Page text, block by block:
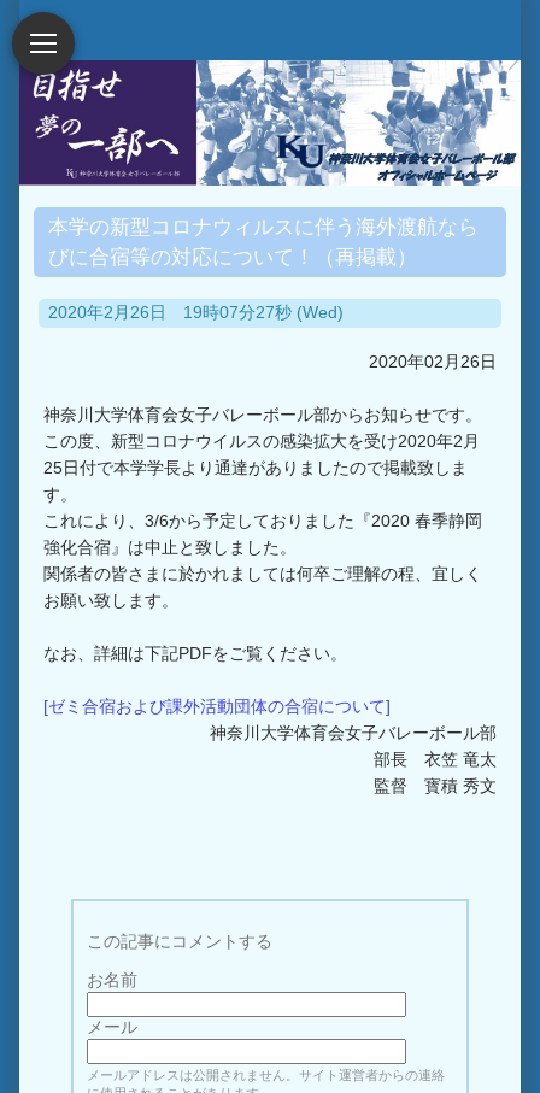
本学の新型コロナウィルスに伴う海外渡航なら
びに合宿等の対応について！（再掲載）
2020年2月26日 19時07分27秒 (Wed)
2020年02月26日
神奈川大学体育会女子バレーボール部からお知らせです。
この度、新型コロナウイルスの感染拡大を受け2020年2月
25日付で本学学長より通達がありましたので掲載致しま
す。
これにより、3/6から予定しておりました『2020 春季静岡
強化合宿』は中止と致しました。
関係者の皆さまに於かれましては何卒ご理解の程、宜しく
お願い致します。
なお、詳細は下記PDFをご覧ください。
[ゼミ合宿および課外活動団体の合宿について]
神奈川大学体育会女子バレーボール部
部長 衣笠 竜太
監督 寳積 秀文
この記事にコメントする
お名前
メール
メールアドレスは公開されません。サイト運営者からの連絡